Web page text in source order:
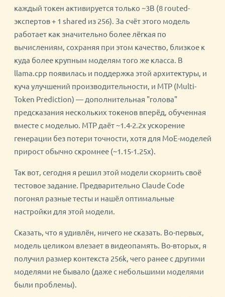
каждый токен активируется только ~3B (8 routed-
экспертов + 1 shared из 256). За счёт этого модель
работает как значительно более лёгкая по
вычислениям, сохраняя при этом качество, близкое к
куда более крупным моделям того же класса. В
llama.cpp появилась и поддержка этой архитектуры, и
куча улучшений производительности, и MTP (Multi-
Token Prediction) — дополнительная "голова"
предсказания нескольких токенов вперёд, обученная
вместе с моделью. MTP даёт ~1.4-2.2x ускорение
генерации без потери точности, хотя для MoE-моделей
прирост обычно скромнее (~1.15-1.25x).
Так вот, сегодня я решил этой модели скормить своё
тестовое задание. Предварительно Claude Code
погонял разные тесты и нашёл оптимальные
настройки для этой модели.
Сказать, что я удивлён, ничего не сказать. Во-первых,
модель целиком влезает в видеопамять. Во-вторых, я
получил размер контекста 256k, чего ранее с другими
моделями не бывало (даже с небольшими моделями
были проблемы).